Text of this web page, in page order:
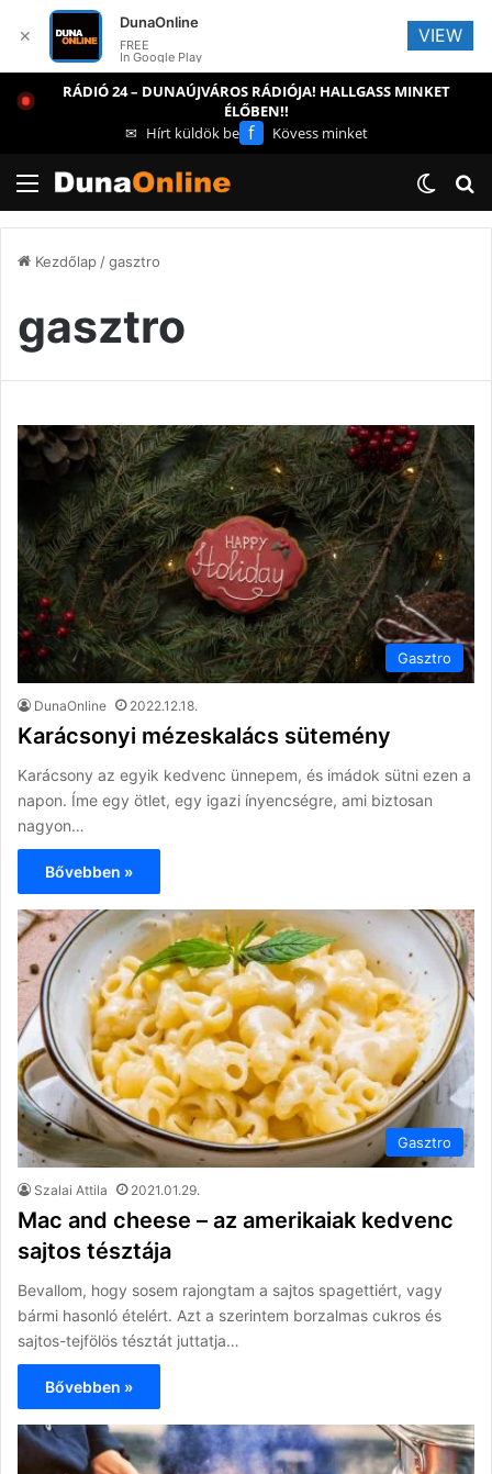
RÁDIÓ 24 – DUNAÚJVÁROS RÁDIÓJA! HALLGASS MINKET
ÉLŐBEN!!
✉ Hírt küldök be f Kövess minket
Menü
Kezdőlap/gasztro
gasztro
Gasztro
DunaOnline 2022.12.18.
Karácsonyi mézeskalács sütemény
Karácsony az egyik kedvenc ünnepem, és imádok sütni ezen a
napon. Íme egy ötlet, egy igazi ínyencségre, ami biztosan
nagyon…
Bővebben »
Gasztro
Szalai Attila 2021.01.29.
Mac and cheese – az amerikaiak kedvenc
sajtos tésztája
Bevallom, hogy sosem rajongtam a sajtos spagettiért, vagy
bármi hasonló ételért. Azt a szerintem borzalmas cukros és
sajtos-tejfölös tésztát juttatja…
Bővebben »
✕
DunaOnline
FREE
In Google Play
VIEW